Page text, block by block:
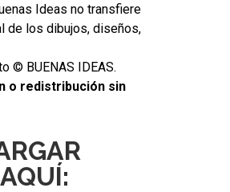
Ideas no transfiere
de los dibujos, diseños,
© BUENAS IDEAS.
o redistribución sin